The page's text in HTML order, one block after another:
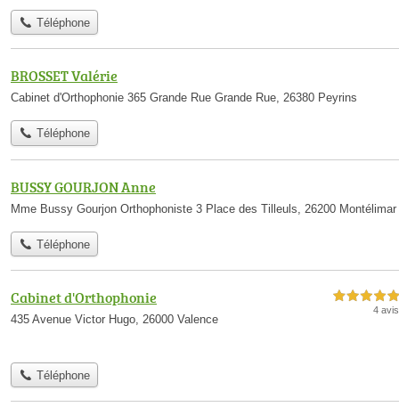
Téléphone
BROSSET Valérie
Cabinet d'Orthophonie 365 Grande Rue Grande Rue, 26380 Peyrins
Téléphone
BUSSY GOURJON Anne
Mme Bussy Gourjon Orthophoniste 3 Place des Tilleuls, 26200 Montélimar
Téléphone
Cabinet d'Orthophonie
435 Avenue Victor Hugo, 26000 Valence
5,0 étoiles sur 5
4 avis
Téléphone